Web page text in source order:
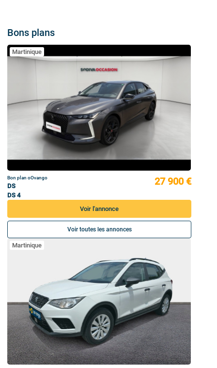
Bons plans
Martinique
Bon plan oOvango
DS
DS 4
27 900 €
Voir l'annonce
Voir toutes les annonces
Martinique